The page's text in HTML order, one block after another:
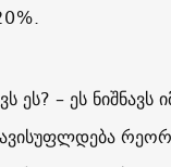
ეს? – ეს